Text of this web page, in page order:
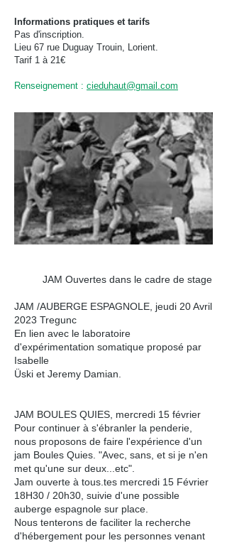
Informations pratiques et tarifs
Pas d'inscription.
Lieu 67 rue Duguay Trouin, Lorient.
Tarif 1 à 21€
Renseignement : cieduhaut@gmail.com
JAM Ouvertes dans le cadre de stage
JAM /AUBERGE ESPAGNOLE, jeudi 20 Avril
2023 Tregunc
En lien avec le laboratoire
d'expérimentation somatique proposé par
Isabelle
Üski et Jeremy Damian.
JAM BOULES QUIES, mercredi 15 février
Pour continuer à s'ébranler la penderie,
nous proposons de faire l'expérience d'un
jam Boules Quies. "Avec, sans, et si je n'en
met qu'une sur deux...etc".
Jam ouverte à tous.tes mercredi 15 Février
18H30 / 20h30, suivie d'une possible
auberge espagnole sur place.
Nous tenterons de faciliter la recherche
d'hébergement pour les personnes venant